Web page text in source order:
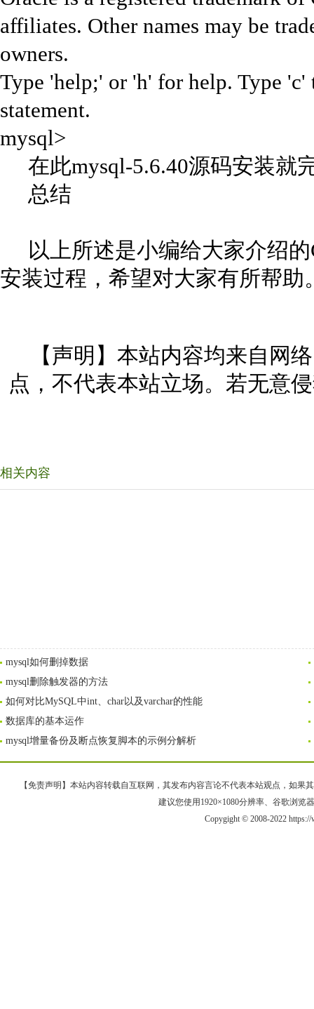
affiliates. Other names may be
owners.
Type 'help;' or 'h' for help. Type
statement.
mysql>
在此mysql-5.6.40源码安装就
总结
以上所述是小编给大家介绍的
安装过程，希望对大家有所帮助
【声明】本站内容均来自网
点，不代表本站立场。若无意
相关内容
mysql如何删掉数据
mysql删除触发器的方法
如何对比MySQL中int、char以及varchar的性能
数据库的基本运作
mysql增量备份及断点恢复脚本的示例分解析
【免责声明】本站内容转载自互联网，其发布内容言论不代表本站观点，如果
建议您使用1920×1080分辨率、谷歌浏览
Copygight © 2008-2022